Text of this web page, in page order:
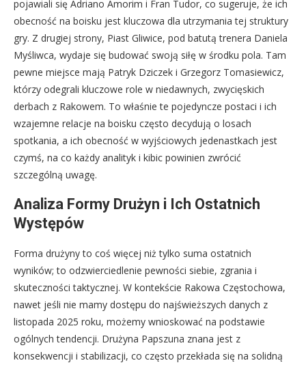
pojawiali się Adriano Amorim i Fran Tudor, co sugeruje, że ich
obecność na boisku jest kluczowa dla utrzymania tej struktury
gry. Z drugiej strony, Piast Gliwice, pod batutą trenera Daniela
Myśliwca, wydaje się budować swoją siłę w środku pola. Tam
pewne miejsce mają Patryk Dziczek i Grzegorz Tomasiewicz,
którzy odegrali kluczowe role w niedawnych, zwycięskich
derbach z Rakowem. To właśnie te pojedyncze postaci i ich
wzajemne relacje na boisku często decydują o losach
spotkania, a ich obecność w wyjściowych jedenastkach jest
czymś, na co każdy analityk i kibic powinien zwrócić
szczególną uwagę.
Analiza Formy Drużyn i Ich Ostatnich
Występów
Forma drużyny to coś więcej niż tylko suma ostatnich
wyników; to odzwierciedlenie pewności siebie, zgrania i
skuteczności taktycznej. W kontekście Rakowa Częstochowa,
nawet jeśli nie mamy dostępu do najświeższych danych z
listopada 2025 roku, możemy wnioskować na podstawie
ogólnych tendencji. Drużyna Papszuna znana jest z
konsekwencji i stabilizacji, co często przekłada się na solidną